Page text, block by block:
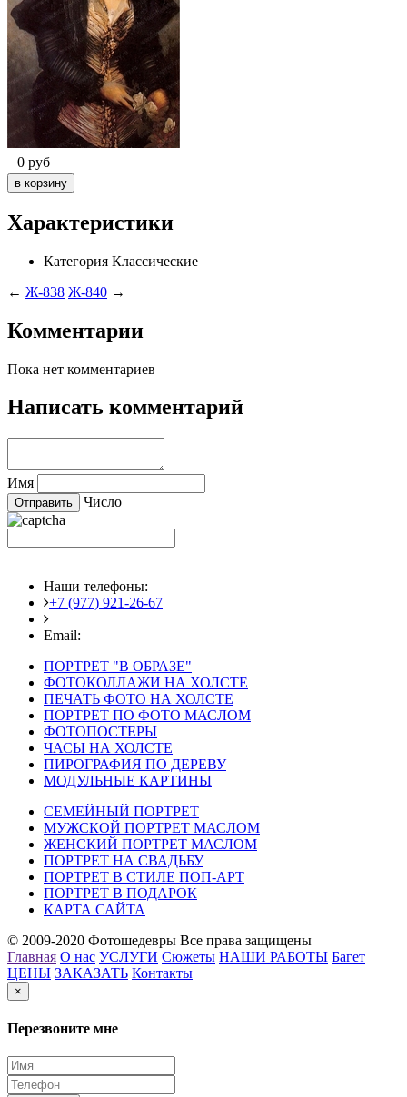
0 руб
Характеристики
Категория Классические
← Ж-838 Ж-840 →
Комментарии
Пока нет комментариев
Написать комментарий
Имя
Число
Наши телефоны:
+7 (977) 921-26-67
Email:
ПОРТРЕТ "В ОБРАЗЕ"
ФОТОКОЛЛАЖИ НА ХОЛСТЕ
ПЕЧАТЬ ФОТО НА ХОЛСТЕ
ПОРТРЕТ ПО ФОТО МАСЛОМ
ФОТОПОСТЕРЫ
ЧАСЫ НА ХОЛСТЕ
ПИРОГРАФИЯ ПО ДЕРЕВУ
МОДУЛЬНЫЕ КАРТИНЫ
СЕМЕЙНЫЙ ПОРТРЕТ
МУЖСКОЙ ПОРТРЕТ МАСЛОМ
ЖЕНСКИЙ ПОРТРЕТ МАСЛОМ
ПОРТРЕТ НА СВАДЬБУ
ПОРТРЕТ В СТИЛЕ ПОП-АРТ
ПОРТРЕТ В ПОДАРОК
КАРТА САЙТА
© 2009-2020 Фотошедевры Все права защищены
Главная О нас УСЛУГИ Сюжеты НАШИ РАБОТЫ Багет
ЦЕНЫ ЗАКАЗАТЬ Контакты
×
Перезвоните мне